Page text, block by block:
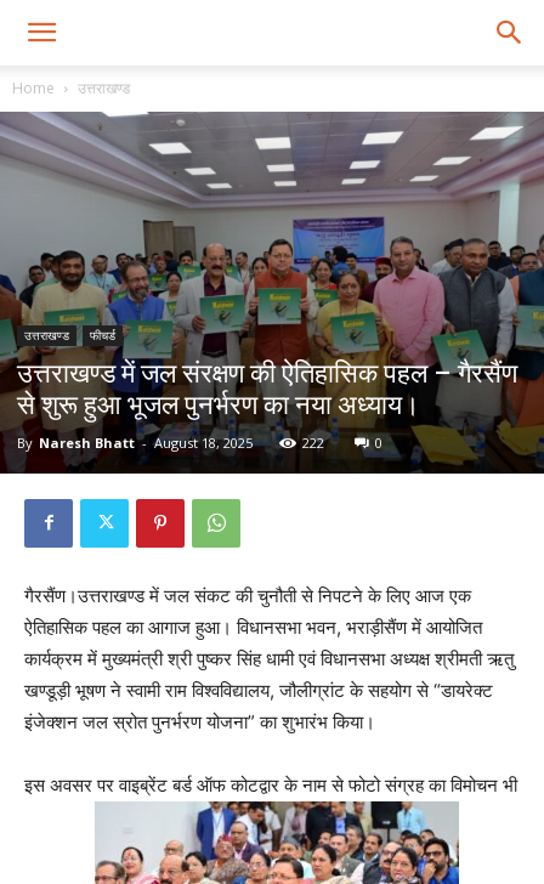
Home उत्तराखण्ड
उत्तराखण्ड फीचर्ड
उत्तराखण्ड में जल संरक्षण की ऐतिहासिक पहल – गैरसैंण
से शुरू हुआ भूजल पुनर्भरण का नया अध्याय।
By Naresh Bhatt - August 18, 2025 222 0
गैरसैंण।उत्तराखण्ड में जल संकट की चुनौती से निपटने के लिए आज एक
ऐतिहासिक पहल का आगाज हुआ। विधानसभा भवन, भराड़ीसैंण में आयोजित
कार्यक्रम में मुख्यमंत्री श्री पुष्कर सिंह धामी एवं विधानसभा अध्यक्ष श्रीमती ऋतु
खण्डूड़ी भूषण ने स्वामी राम विश्वविद्यालय, जौलीग्रांट के सहयोग से “डायरेक्ट
इंजेक्शन जल स्रोत पुनर्भरण योजना” का शुभारंभ किया।
इस अवसर पर वाइब्रेंट बर्ड ऑफ कोटद्वार के नाम से फोटो संग्रह का विमोचन भी